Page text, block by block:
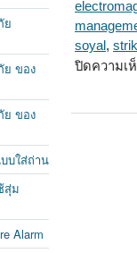
ย
ย ของ
ย ของ
บใส่ถ่าน
สุ่ม
Alarm
soyal ,
ปิดความเ